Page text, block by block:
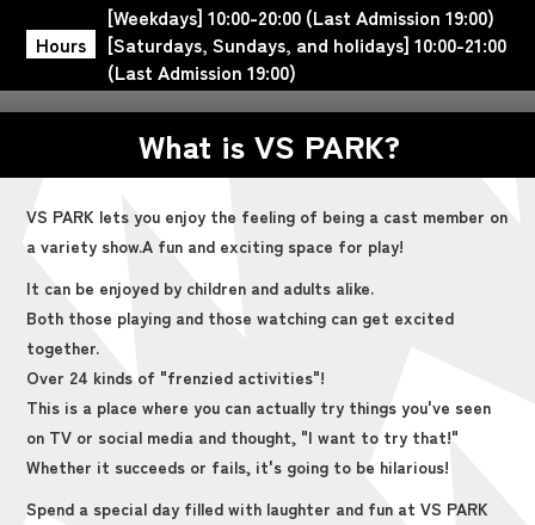
Hours
[Weekdays] 10:00-20:00 (Last Admission 19:00)
[Saturdays, Sundays, and holidays] 10:00-21:00
(Last Admission 19:00)
What is VS PARK?
VS PARK lets you enjoy the feeling of being a cast member on
a variety show.A fun and exciting space for play!
It can be enjoyed by children and adults alike.
Both those playing and those watching can get excited
together.
Over 24 kinds of "frenzied activities"!
This is a place where you can actually try things you've seen
on TV or social media and thought, "I want to try that!"
Whether it succeeds or fails, it's going to be hilarious!
Spend a special day filled with laughter and fun at VS PARK